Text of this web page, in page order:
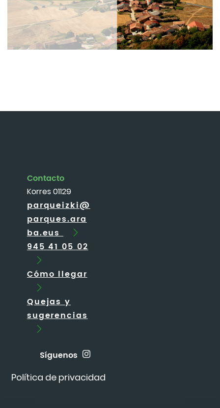
Política de privacidad
Contacto
Korres 01129
parqueizki@
parques.ara
ba.eus
945 41 05 02
Cómo llegar
Quejas y
sugerencias
Síguenos